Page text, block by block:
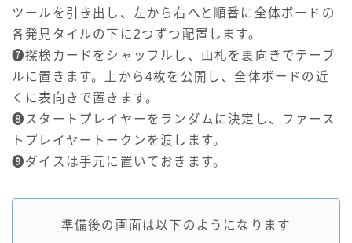
ツールを引き出し、左から右へと順番に全体ボードの
各発見タイルの下に2つずつ配置します。
❼探検カードをシャッフルし、山札を裏向きでテーブ
ルに置きます。上から4枚を公開し、全体ボードの近
くに表向きで置きます。
❽スタートプレイヤーをランダムに決定し、ファース
トプレイヤートークンを渡します。
❾ダイスは手元に置いておきます。
準備後の画面は以下のようになります